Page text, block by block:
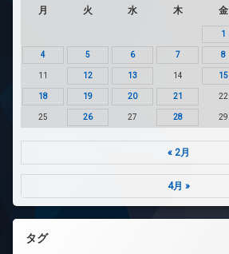
月 火 水 木 金
1
4 5 6 7 8
11 12 13 14 15
18 19 20 21 22
25 26 27 28 29
« 2月
4月 »
タグ